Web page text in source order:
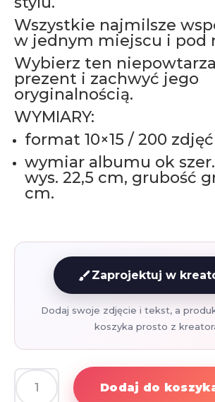
Wszystkie najmilsze
w jednym miejscu i pod
Wybierz ten
prezent i zachwyć jego
oryginalnością.
WYMIARY:
format 10×15 / 200 zdjęć
wymiar albumu ok
wys. 22,5 cm, grubość
cm.
brushZaprojektuj w
Dodaj swoje zdjęcie i tekst, a
koszyka prosto z
ilość
Dodaj do